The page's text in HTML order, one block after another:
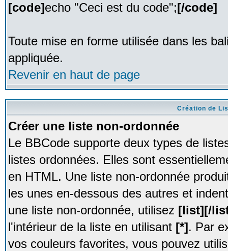
[code]echo "Ceci est du code";[/code]
Toute mise en forme utilisée dans les
appliquée.
Revenir en haut de page
Création de
Créer une liste non-ordonnée
Le BBCode supporte deux types de
listes ordonnées. Elles sont
en HTML. Une liste non-ordonnée
les unes en-dessous des autres et
une liste non-ordonnée, utilisez [list][/
l'intérieur de la liste en utilisant [*]. Par
vos couleurs favorites, vous pouvez